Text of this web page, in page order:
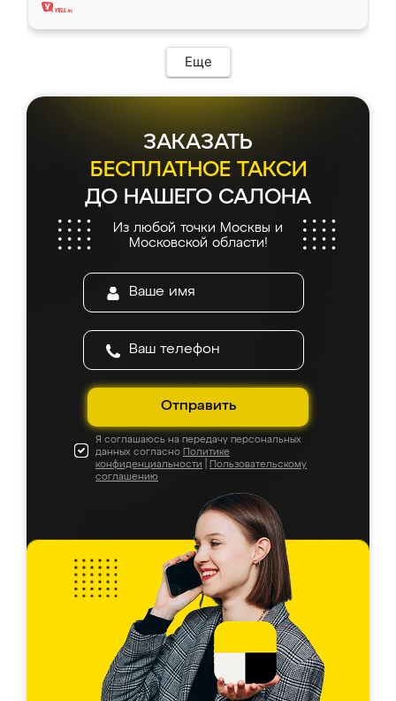
Еще
ЗАКАЗАТЬ
БЕСПЛАТНОЕ ТАКСИ
ДО НАШЕГО САЛОНА
Из любой точки Москвы и
Московской области!
Отправить
Я соглашаюсь на передачу персональных
данных согласно Политике
конфиденциальности
Пользовательскому
соглашению